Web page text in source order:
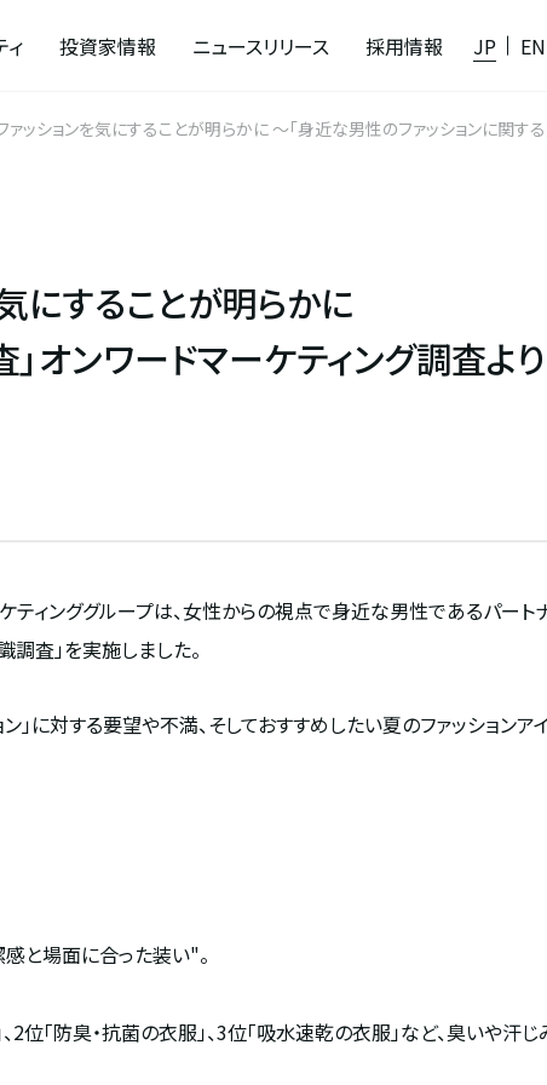
JP EN
ィ 投資家情報 ニュースリリース 採用情報
男性のファッションに関する意識調査」オンワードマーケテ
にすることが明らかに
オンワードマーケティング調査よ
ィンググループは、女性からの視点で身近な男性であるパート
査」を実施しました。
に対する要望や不満、そしておすすめしたい夏のファッション
と場面に合った装い"。
2位「防臭・抗菌の衣服」、3位「吸水速乾の衣服」など、臭いや汗